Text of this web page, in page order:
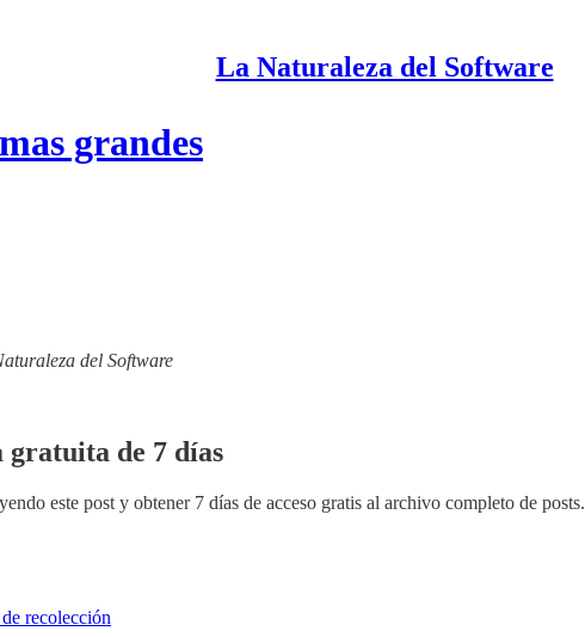
La Naturaleza del Software
grandes
del Software
gratuita de 7 días
este post y obtener 7 días de acceso gratis al archivo completo de posts.
recolección